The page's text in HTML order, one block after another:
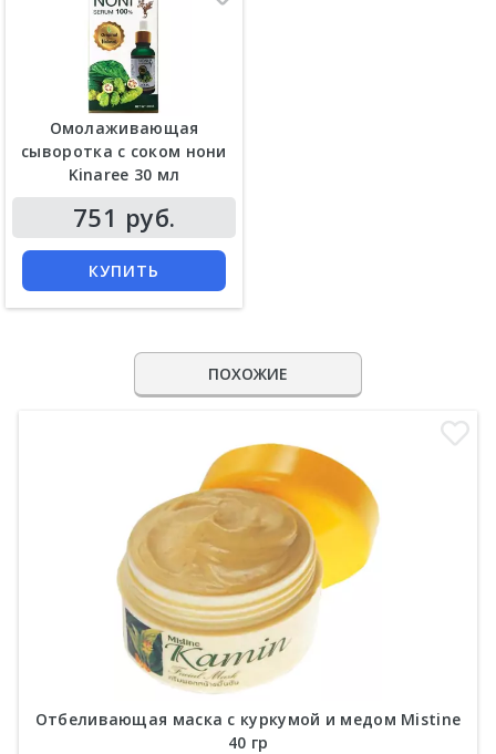
Омолаживающая
сыворотка с соком нони
Kinaree 30 мл
751 руб.
КУПИТЬ
ПОХОЖИЕ
Отбеливающая маска с куркумой и медом Mistine
40 гр